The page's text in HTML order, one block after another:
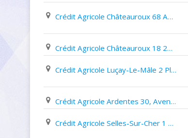
Crédit Agricole Châteauroux 68 Avenue Pierre de Coubertin
Crédit Agricole Châteauroux 18 20 Place Gambetta
Crédit Agricole Luçay-Le-Mâle 2 Place de Verdun
Crédit Agricole Ardentes 30, Avenue de Verdun
Crédit Agricole Selles-Sur-Cher 1 Avenue Aristide Briand